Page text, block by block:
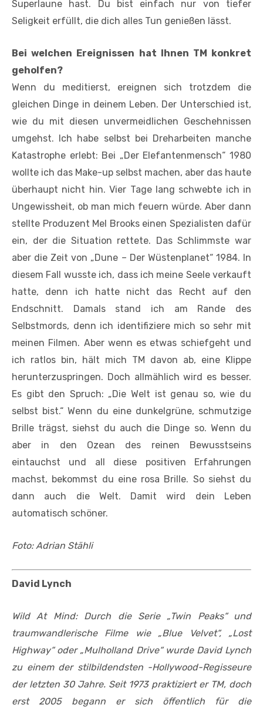
Superlaune hast. Du bist einfach nur von tiefer
Seligkeit erfüllt, die dich alles Tun genießen lässt.
Bei welchen Ereignissen hat Ihnen TM konkret
geholfen?
Wenn du meditierst, ereignen sich trotzdem die
gleichen Dinge in deinem Leben. Der Unterschied ist,
wie du mit diesen unvermeidlichen Geschehnissen
umgehst. Ich habe selbst bei Dreharbeiten manche
Katastrophe erlebt: Bei „Der ­Elefantenmensch“ 1980
wollte ich das Make-up selbst machen, aber das haute
überhaupt nicht hin. Vier Tage lang schwebte ich in
Ungewissheit, ob man mich feuern würde. Aber dann
stellte Produzent Mel Brooks einen Spezialisten dafür
ein, der die Situation rettete. Das Schlimmste war
aber die Zeit von „Dune – Der Wüstenplanet“ 1984. In
diesem Fall wusste ich, dass ich meine Seele verkauft
hatte, denn ich hatte nicht das Recht auf den
Endschnitt. Damals stand ich am Rande des
Selbstmords, denn ich identifiziere mich so sehr mit
meinen Filmen. Aber wenn es etwas schiefgeht und
ich ratlos bin, hält mich TM davon ab, eine Klippe
herunterzuspringen. Doch ­allmählich wird es besser.
Es gibt den Spruch: „Die Welt ist genau so, wie du
selbst bist.“ Wenn du eine dunkelgrüne, schmutzige
Brille trägst, siehst du auch die Dinge so. Wenn du
aber in den Ozean des reinen Bewusstseins
eintauchst und all diese positiven Erfahrungen
machst, bekommst du eine rosa Brille. So siehst du
dann auch die Welt. Damit wird dein Leben
automatisch schöner.
Foto: Adrian Stähli
David Lynch
Wild At Mind: Durch die Serie „Twin Peaks“ und
traumwandlerische Filme wie „Blue Velvet“, „Lost
Highway“ oder „Mulholland Drive“ wurde David Lynch
zu einem der stilbildendsten -Hollywood-Regisseure
der letzten 30 Jahre. Seit 1973 praktiziert er TM, doch
erst 2005 begann er sich öffentlich für die